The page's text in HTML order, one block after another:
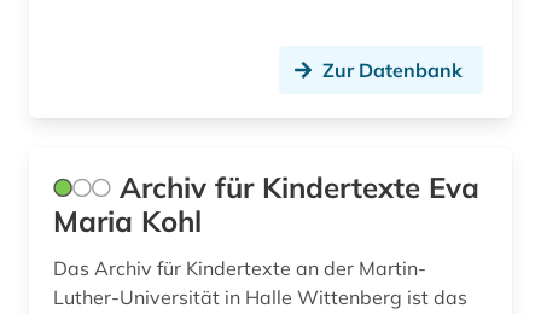
gesundheitsberichterstattung (1)
gesundheitsindikator (1)
gesundheitswesen (4)
Zur Datenbank
Archiv für Kindertexte Eva
Maria Kohl
Das Archiv für Kindertexte an der Martin-
Luther-Universität in Halle Wittenberg ist das